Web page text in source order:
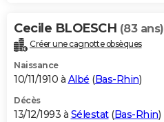
Cecile BLOESCH (83 ans)
Créer une cagnotte obsèques
Naissance
10/11/1910 à Albé (Bas-Rhin)
Décès
13/12/1993 à Sélestat(Bas-Rhin)